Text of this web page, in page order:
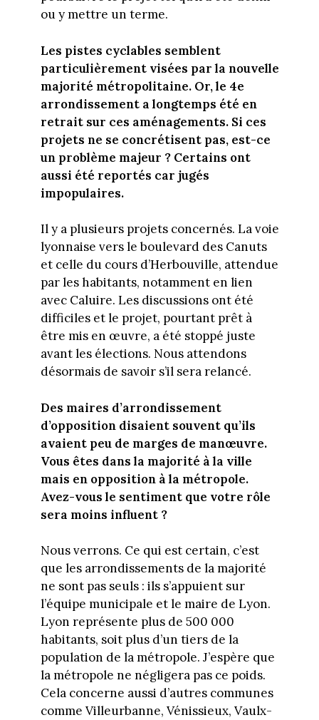
ou y mettre un terme.
Les pistes cyclables semblent
particulièrement visées par la nouvelle
majorité métropolitaine. Or, le 4e
arrondissement a longtemps été en
retrait sur ces aménagements. Si ces
projets ne se concrétisent pas, est-ce
un problème majeur ? Certains ont
aussi été reportés car jugés
impopulaires.
Il y a plusieurs projets concernés. La voie
lyonnaise vers le boulevard des Canuts
et celle du cours d’Herbouville, attendue
par les habitants, notamment en lien
avec Caluire. Les discussions ont été
difficiles et le projet, pourtant prêt à
être mis en œuvre, a été stoppé juste
avant les élections. Nous attendons
désormais de savoir s’il sera relancé.
Des maires d’arrondissement
d’opposition disaient souvent qu’ils
avaient peu de marges de manœuvre.
Vous êtes dans la majorité à la ville
mais en opposition à la métropole.
Avez-vous le sentiment que votre rôle
sera moins influent ?
Nous verrons. Ce qui est certain, c’est
que les arrondissements de la majorité
ne sont pas seuls : ils s’appuient sur
l’équipe municipale et le maire de Lyon.
Lyon représente plus de 500 000
habitants, soit plus d’un tiers de la
population de la métropole. J’espère que
la métropole ne négligera pas ce poids.
Cela concerne aussi d’autres communes
comme Villeurbanne, Vénissieux, Vaulx-